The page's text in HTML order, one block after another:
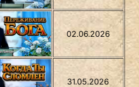
02.06.2026
31.05.2026